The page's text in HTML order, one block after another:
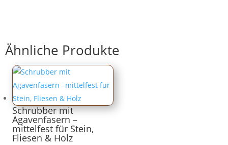
Ähnliche Produkte
Schrubber mit
Agavenfasern –
mittelfest für Stein,
Fliesen & Holz